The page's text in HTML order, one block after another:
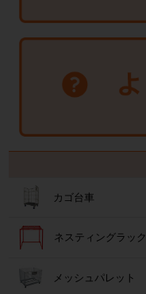
カゴ台車
ネスティングラック
メッシュパレット